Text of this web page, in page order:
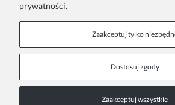
Stopka
prywatności.
Zaakceptuj tylko
Dostosuj zgody
Zaakceptuj wszystkie